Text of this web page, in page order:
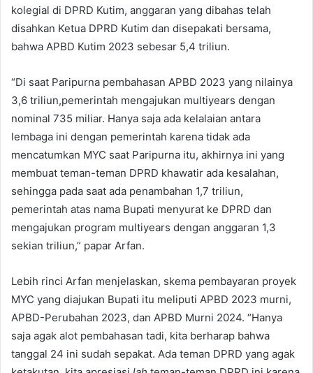
kolegial di DPRD Kutim, anggaran yang dibahas telah
disahkan Ketua DPRD Kutim dan disepakati bersama,
bahwa APBD Kutim 2023 sebesar 5,4 triliun.
“Di saat Paripurna pembahasan APBD 2023 yang nilainya
3,6 triliun,pemerintah mengajukan multiyears dengan
nominal 735 miliar. Hanya saja ada kelalaian antara
lembaga ini dengan pemerintah karena tidak ada
mencatumkan MYC saat Paripurna itu, akhirnya ini yang
membuat teman-teman DPRD khawatir ada kesalahan,
sehingga pada saat ada penambahan 1,7 triliun,
pemerintah atas nama Bupati menyurat ke DPRD dan
mengajukan program multiyears dengan anggaran 1,3
sekian triliun,” papar Arfan.
Lebih rinci Arfan menjelaskan, skema pembayaran proyek
MYC yang diajukan Bupati itu meliputi APBD 2023 murni,
APBD-Perubahan 2023, dan APBD Murni 2024. “Hanya
saja agak alot pembahasan tadi, kita berharap bahwa
tanggal 24 ini sudah sepakat. Ada teman DPRD yang agak